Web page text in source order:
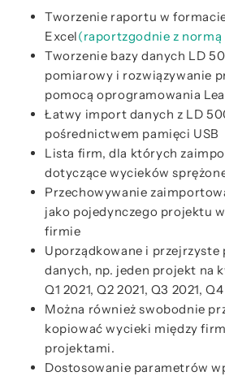
Tworzenie raportu w
Excel(raportzgodnie z normą
Tworzenie bazy danych LD
pomiarowy i rozwiązywanie
pomocą oprogramowania
Łatwy import danych z LD
pośrednictwem pamięci USB
Lista firm, dla których
dotyczące wycieków
Przechowywanie
jako pojedynczego projektu
firmie
Uporządkowane i przejrzyste
danych, np. jeden projekt na
Q1 2021, Q2 2021, Q3 2021,
Można również swobodnie
kopiować wycieki między
projektami.
Dostosowanie parametrów